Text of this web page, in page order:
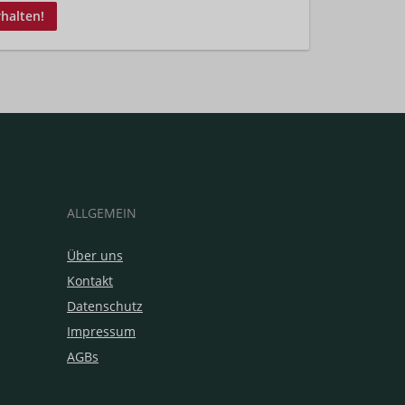
ALLGEMEIN
Über uns
Kontakt
Datenschutz
Impressum
AGBs